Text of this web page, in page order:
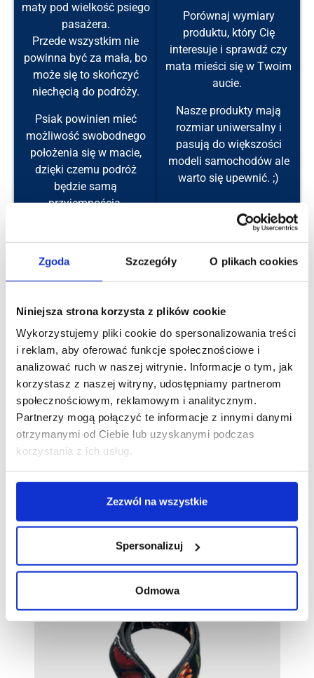
Zgoda Szczegóły O plikach cookies
Niniejsza strona korzysta z plików cookie
Wykorzystujemy pliki cookie do spersonalizowania treści
i reklam, aby oferować funkcje społecznościowe i
analizować ruch w naszej witrynie. Informacje o tym, jak
korzystasz z naszej witryny, udostępniamy partnerom
społecznościowym, reklamowym i analitycznym.
Partnerzy mogą połączyć te informacje z innymi danymi
otrzymanymi od Ciebie lub uzyskanymi podczas
korzystania z ich usług.
Zezwól na wszystkie
Spersonalizuj
Odmowa
maty pod wielkość psiego
pasażera.
Przede wszystkim nie
powinna być za mała, bo
może się to skończyć
niechęcią do podróży.
Psiak powinien mieć
możliwość swobodnego
położenia się w macie,
dzięki czemu podróż
będzie samą
przyjemnością.
Porównaj wymiary
produktu, który Cię
interesuje i sprawdź czy
mata mieści się w Twoim
aucie.
Nasze produkty mają
rozmiar uniwersalny i
pasują do większości
modeli samochodów ale
warto się upewnić. ;)
zwrócić?
zamówienie?
Czy mata jest wodoodporna?
Czy matę można prać?
Nie ma w sklepie zestawienia "kolor + wzór" dla
maty, która mnie interesuje. Co zrobić?
np. pies pogryzie matę?
Polecamy również